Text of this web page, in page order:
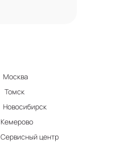
Москва
Томск
Новосибирск
Кемерово
Сервисный центр